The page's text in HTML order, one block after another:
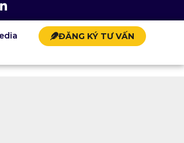
ĐĂNG KÝ TƯ VẤN